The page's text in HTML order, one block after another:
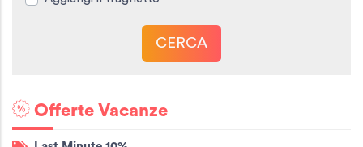
CERCA
Offerte Vacanze